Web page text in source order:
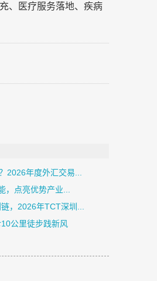
、医疗服务落地、疾病
2026年度外汇交易...
，点亮优势产业...
，2026年TCT深圳...
公里徒步践新风